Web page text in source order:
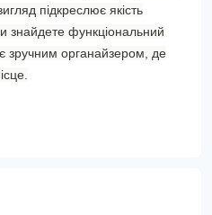
підкреслює якість
знайдете функціональний
зручним органайзером, де